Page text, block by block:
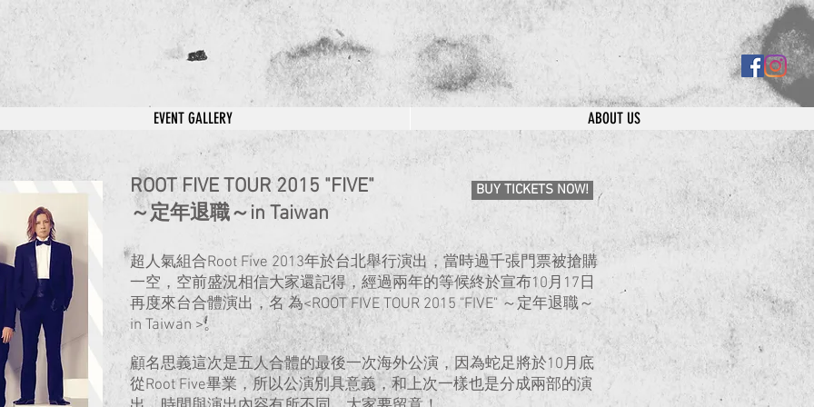
EVENT GALLERY ABOUT US
ROOT FIVE TOUR 2015 "FIVE"
～定年退職～in Taiwan
超人氣組合Root Five 2013年於台北舉行演出，當時過千張門票被搶購
一空，空前盛況相信大家還記得，經過兩年的等候終於宣布10月17日
再度來台合體演出，名 為<ROOT FIVE TOUR 2015 "FIVE" ～定年退職～
in Taiwan >。
顧名思義這次是五人合體的最後一次海外公演，因為蛇足將於10月底
從Root Five畢業，所以公演別具意義，和上次一樣也是分成兩部的演
BUY TICKETS NOW!